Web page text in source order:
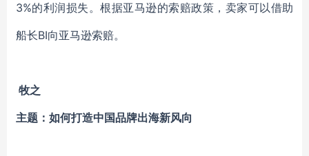
3%的利润损失。根据亚马逊的索赔政策，卖家可以借助
船长BI向亚马逊索赔。
牧之
主题：如何打造中国品牌出海新风向